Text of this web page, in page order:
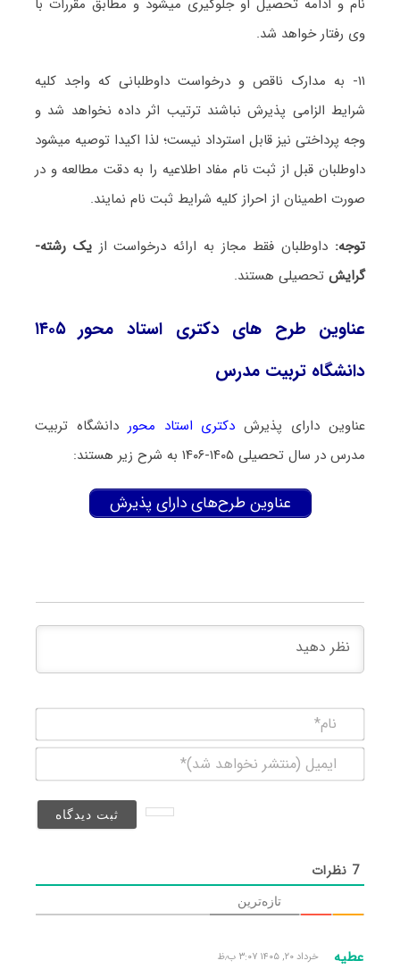
نام و ادامه تحصیل او جلوگیری میشود و مطابق مقررات با
وی رفتار خواهد شد.
۱۱- به مدارک ناقص و درخواست داوطلبانی که واجد کلیه
شرایط الزامی پذیرش نباشند ترتیب اثر داده نخواهد شد و
وجه پرداختی نیز قابل استرداد نیست؛ لذا اکیدا توصیه میشود
داوطلبان قبل از ثبت نام مفاد اطلاعیه را به دقت مطالعه و در
صورت اطمینان از احراز کلیه شرایط ثبت نام نمایند.
توجه: داوطلبان فقط مجاز به ارائه درخواست ازیک رشته-
گرایشتحصیلی هستند.
عناوین طرح های دکتری استاد محور ۱۴۰۵
دانشگاه تربیت مدرس
عناوین دارای پذیرش دکتری استاد محور دانشگاه تربیت
مدرس در سال تحصیلی ۱۴۰۵-۱۴۰۶ به شرح زیر هستند:
عناوین طرح‌های دارای پذیرش
(منتشر
7 نظرات
تازه‌ترین
عطیه خرداد ۲۰, ۱۴۰۵ ۳:۰۷ ب٫ظ